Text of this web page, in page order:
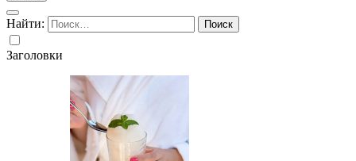
Найти:
Заголовки